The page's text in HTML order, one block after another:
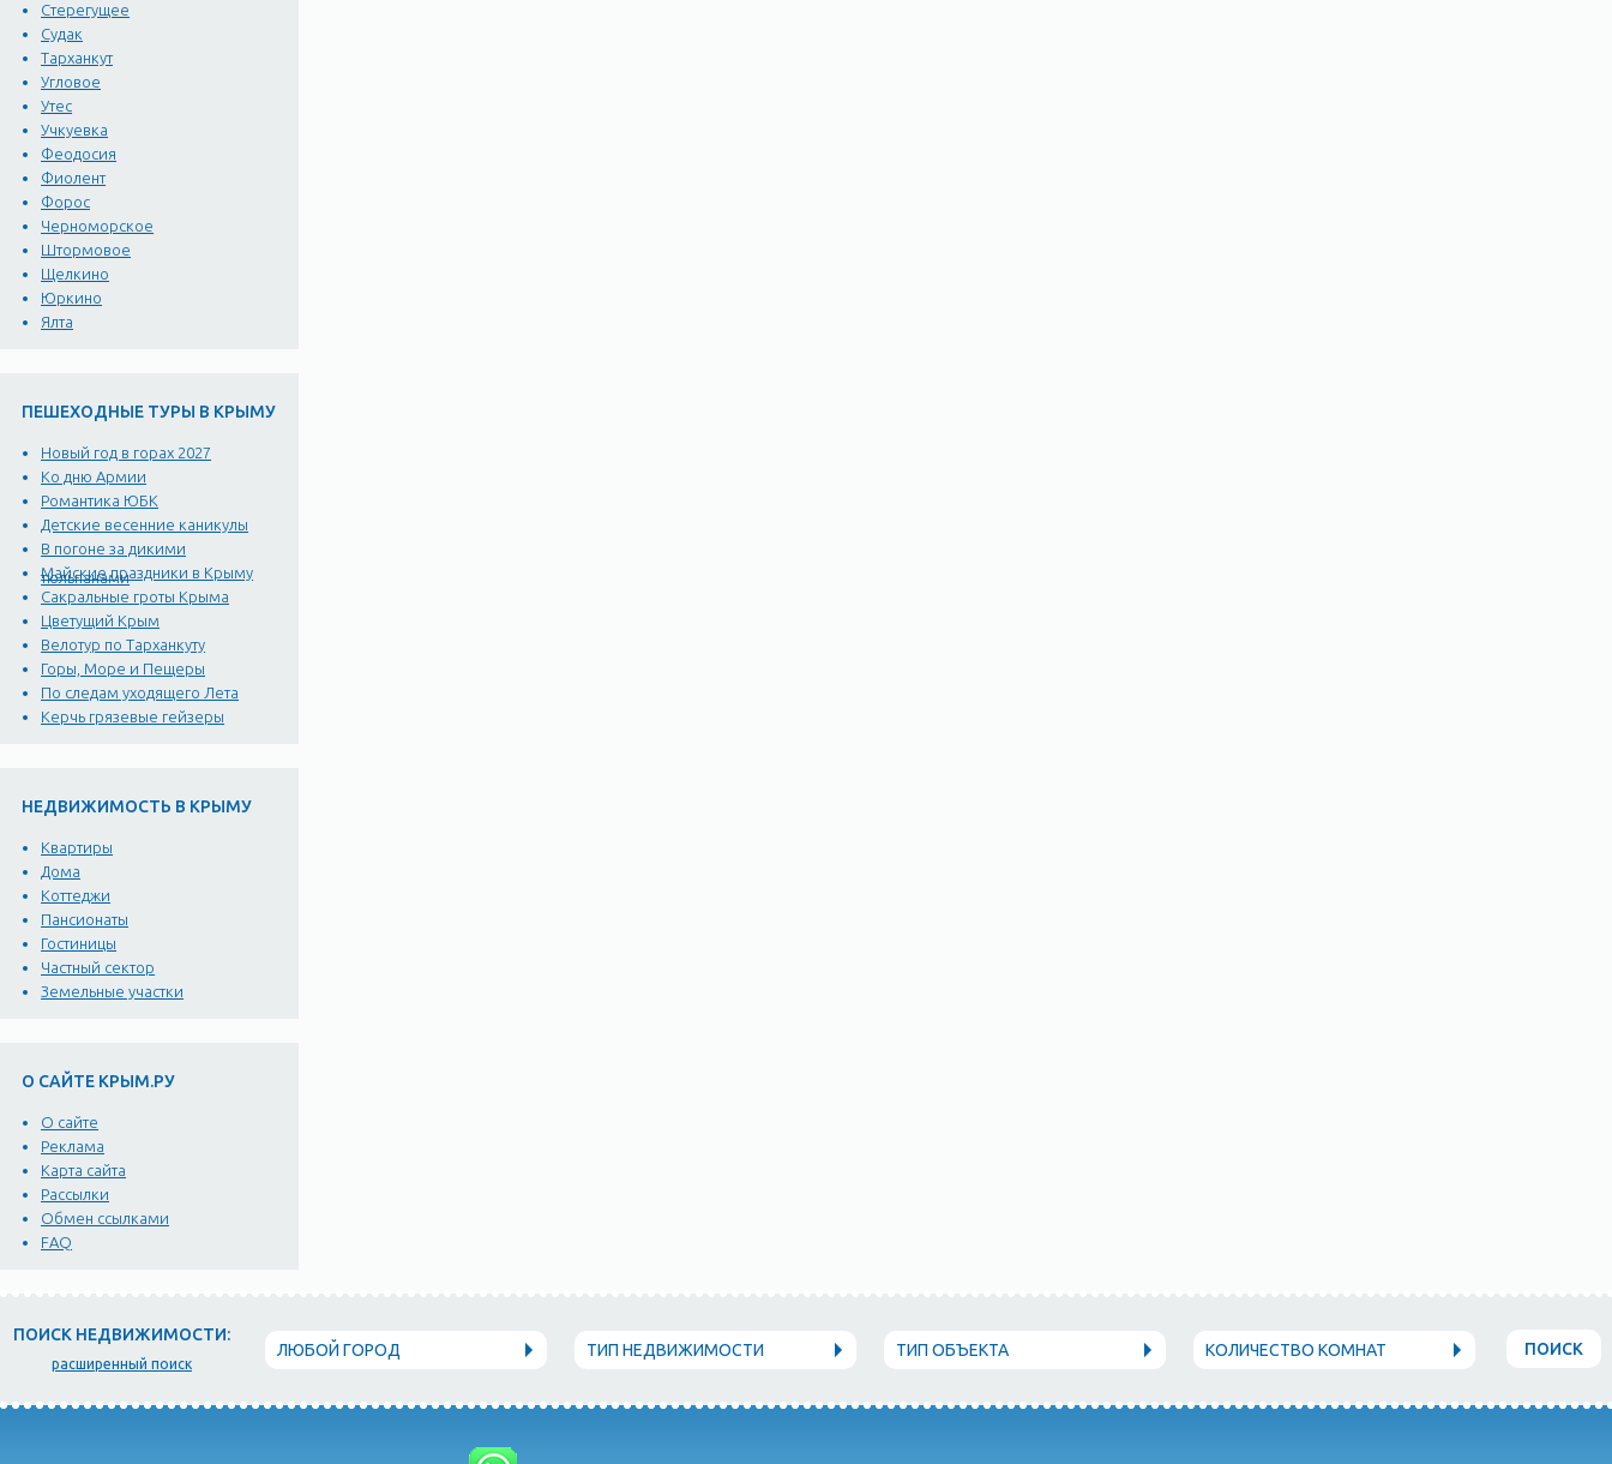
Стерегущее
Судак
Тарханкут
Угловое
Утес
Учкуевка
Феодосия
Фиолент
Форос
Черноморское
Штормовое
Щелкино
Юркино
Ялта
ПЕШЕХОДНЫЕ ТУРЫ В КРЫМУ
Новый год в горах 2027
Ко дню Армии
Романтика ЮБК
Детские весенние каникулы
В погоне за дикими
тюльпанами
Майские праздники в Крыму
Сакральные гроты Крыма
Цветущий Крым
Велотур по Тарханкуту
Горы, Море и Пещеры
По следам уходящего Лета
Керчь грязевые гейзеры
НЕДВИЖИМОСТЬ В КРЫМУ
Квартиры
Дома
Коттеджи
Пансионаты
Гостиницы
Частный сектор
Земельные участки
О САЙТЕ КРЫМ.РУ
О сайте
Реклама
Карта сайта
Рассылки
Обмен ссылками
FAQ
ПОИСК НЕДВИЖИМОСТИ:
расширенный поиск
ЛЮБОЙ ГОРОД ТИП НЕДВИЖИМОСТИ ТИП ОБЪЕКТА КОЛИЧЕСТВО КОМНАТ ПОИСК